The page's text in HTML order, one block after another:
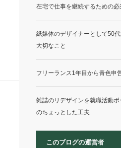
在宅で仕事を継続するための必
紙媒体のデザイナーとして50
大切なこと
フリーランス1年目から青色申
雑誌のリデザインを就職活動
のちょっとした工夫
このブログの運営者